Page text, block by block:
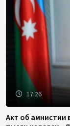
17:26
Акт об амнистии